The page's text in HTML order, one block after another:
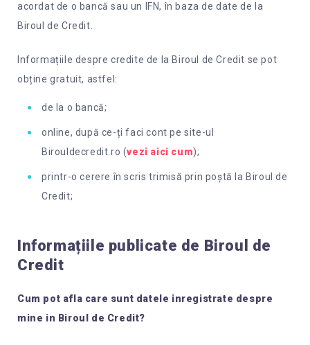
acordat de o bancă sau un IFN, în baza de date de la
Biroul de Credit.
Informațiile despre credite de la Biroul de Credit se pot
obține gratuit, astfel:
de la o bancă;
online, după ce-ți faci cont pe site-ul
Birouldecredit.ro (vezi aici cum);
printr-o cerere în scris trimisă prin poștă la Biroul de
Credit;
Informațiile publicate de Biroul de
Credit
Cum pot afla care sunt datele inregistrate despre
mine in Biroul de Credit?